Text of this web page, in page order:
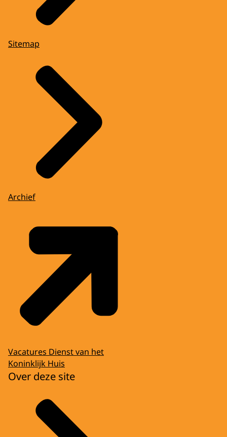
Sitemap
Archief
Vacatures Dienst van het
Koninklijk Huis
Over deze site